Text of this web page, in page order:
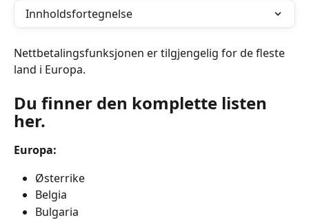
Innholdsfortegnelse
Nettbetalingsfunksjonen er tilgjengelig for de fleste
land i Europa.
Du finner den komplette listen
her.
Europa:
Østerrike
Belgia
Bulgaria